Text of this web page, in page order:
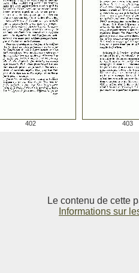
402 403
Le contenu de cette
Informations sur